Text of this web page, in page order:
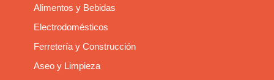
Alimentos y Bebidas
Electrodomésticos
Ferretería y Construcción
Aseo y Limpieza